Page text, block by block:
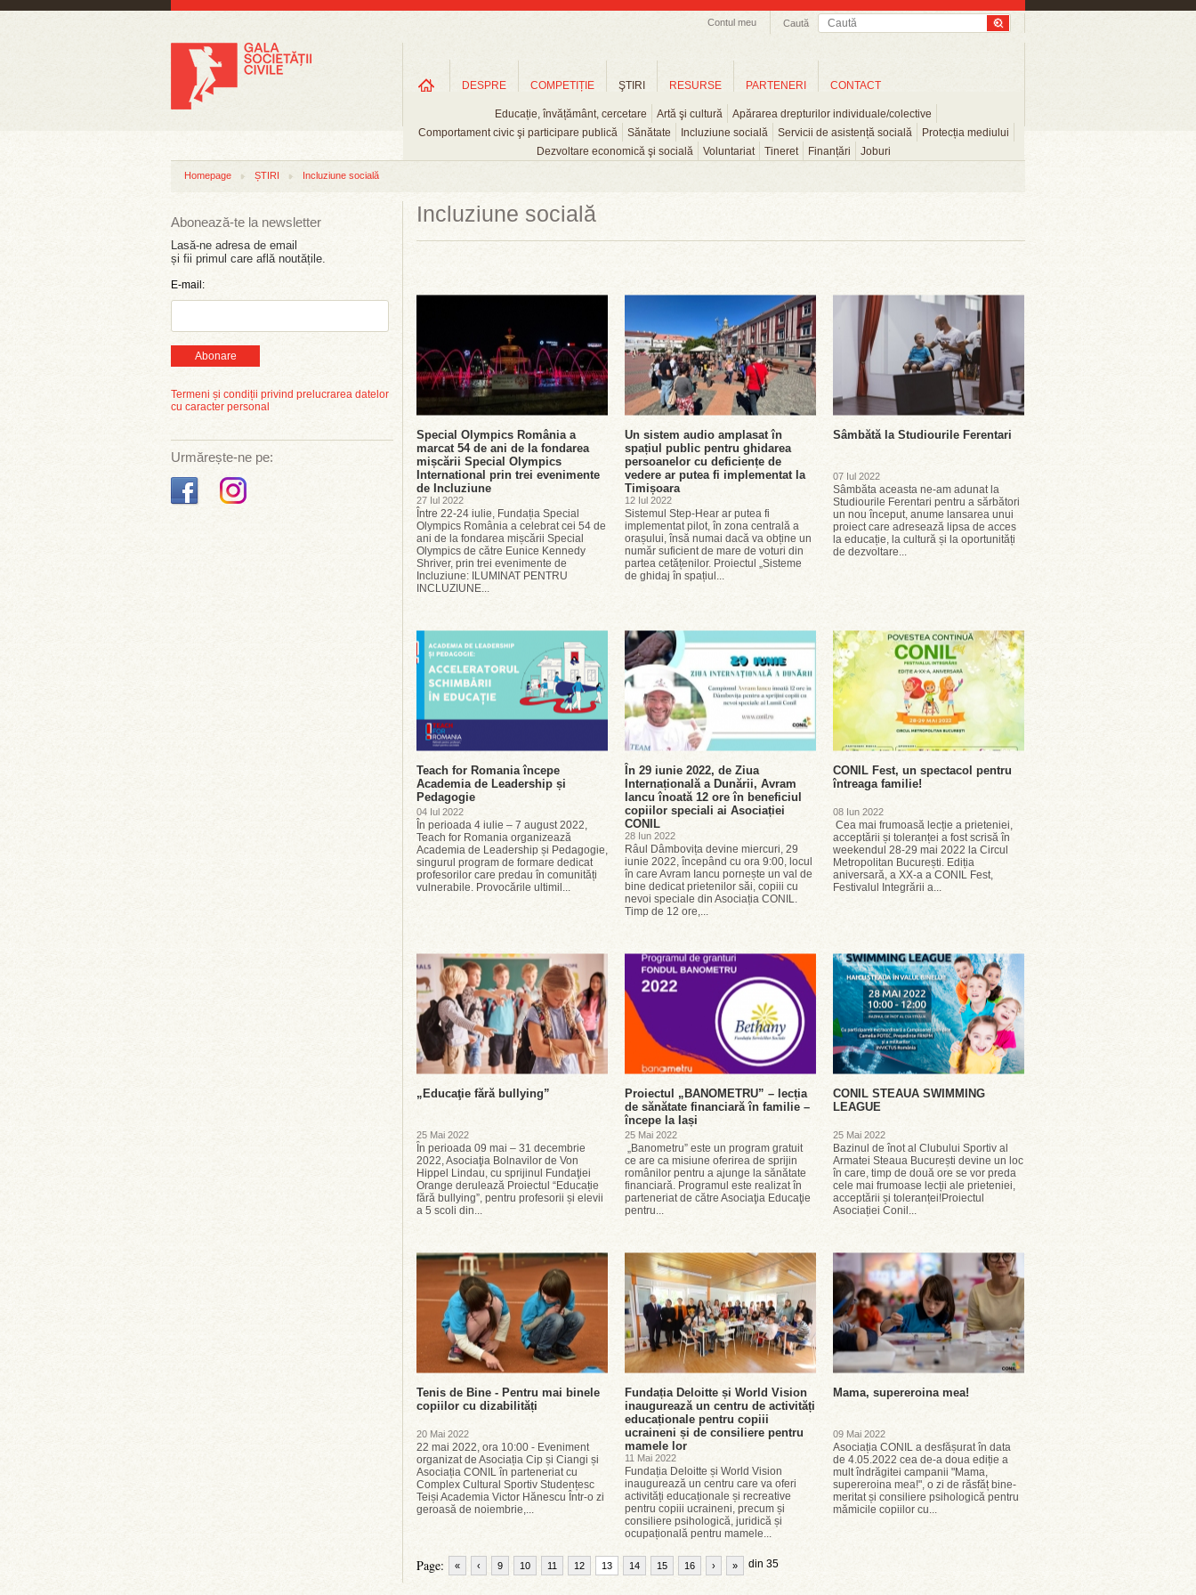
Caută
Contul meu
DESPRE COMPETIȚIE ŞTIRI
Educație, învățământ, cercetare Artă şi cultură
Apărarea drepturilor individuale/colective
Comportament civic şi participare publică
Sănătate Incluziune socială Servicii de asistență socială
Protecția mediului
Dezvoltare economică şi socială
Voluntariat Tineret Finanțări Joburi
RESURSE PARTENERI CONTACT
Homepage ȘTIRI Incluziune socială
Abonează-te la newsletter
Lasă-ne adresa de email
și fii primul care află noutățile.
E-mail:
Abonare
Termeni și condiții privind prelucrarea datelor
cu caracter personal
Urmărește-ne pe:
Incluziune socială
Special Olympics România a
marcat 54 de ani de la fondarea
mișcării Special Olympics
International prin trei evenimente
de Incluziune
27 Iul 2022
Între 22-24 iulie, Fundația Special
Olympics România a celebrat cei 54 de
ani de la fondarea mișcării Special
Olympics de către Eunice Kennedy
Shriver, prin trei evenimente de
Incluziune: ILUMINAT PENTRU
INCLUZIUNE...
Un sistem audio amplasat în
spațiul public pentru ghidarea
persoanelor cu deficiențe de
vedere ar putea fi implementat la
Timișoara
12 Iul 2022
Sistemul Step-Hear ar putea fi
implementat pilot, în zona centrală a
orașului, însă numai dacă va obține un
număr suficient de mare de voturi din
partea cetățenilor. Proiectul „Sisteme
de ghidaj în spațiul...
Sâmbătă la Studiourile Ferentari
07 Iul 2022
Sâmbăta aceasta ne-am adunat la
Studiourile Ferentari pentru a sărbători
un nou început, anume lansarea unui
proiect care adresează lipsa de acces
la educație, la cultură și la oportunități
de dezvoltare...
Teach for Romania începe
Academia de Leadership și
Pedagogie
04 Iul 2022
În perioada 4 iulie – 7 august 2022,
Teach for Romania organizează
Academia de Leadership și Pedagogie,
singurul program de formare dedicat
profesorilor care predau în comunități
vulnerabile. Provocările ultimil...
În 29 iunie 2022, de Ziua
Internațională a Dunării, Avram
Iancu înoată 12 ore în beneficiul
copiilor speciali ai Asociației
CONIL
28 Iun 2022
Râul Dâmbovița devine miercuri, 29
iunie 2022, începând cu ora 9:00, locul
în care Avram Iancu pornește un val de
bine dedicat prietenilor săi, copiii cu
nevoi speciale din Asociația CONIL.
Timp de 12 ore,...
CONIL Fest, un spectacol pentru
întreaga familie!
08 Iun 2022
Cea mai frumoasă lecție a prieteniei,
acceptării și toleranței a fost scrisă în
weekendul 28-29 mai 2022 la Circul
Metropolitan București. Ediția
aniversară, a XX-a a CONIL Fest,
Festivalul Integrării a...
„Educaţie fără bullying”
25 Mai 2022
Ȋn perioada 09 mai – 31 decembrie
2022, Asociaţia Bolnavilor de Von
Hippel Lindau, cu sprijinul Fundaţiei
Orange derulează Proiectul “Educație
fără bullying”, pentru profesorii și elevii
a 5 scoli din...
Proiectul „BANOMETRU” – lecția
de sănătate financiară în familie –
începe la Iași
25 Mai 2022
„Banometru” este un program gratuit
ce are ca misiune oferirea de sprijin
românilor pentru a ajunge la sănătate
financiară. Programul este realizat în
parteneriat de către Asociaţia Educaţie
pentru...
CONIL STEAUA SWIMMING
LEAGUE
25 Mai 2022
Bazinul de înot al Clubului Sportiv al
Armatei Steaua București devine un loc
în care, timp de două ore se vor preda
cele mai frumoase lecții ale prieteniei,
acceptării și toleranței!Proiectul
Asociației Conil...
Tenis de Bine - Pentru mai binele
copiilor cu dizabilități
20 Mai 2022
22 mai 2022, ora 10:00 - Eveniment
organizat de Asociația Cip și Ciangi și
Asociația CONIL în parteneriat cu
Complex Cultural Sportiv Studențesc
Teiși Academia Victor Hănescu Într-o zi
geroasă de noiembrie,...
Fundația Deloitte și World Vision
inaugurează un centru de activități
educaționale pentru copiii
ucraineni și de consiliere pentru
mamele lor
11 Mai 2022
Fundația Deloitte și World Vision
inaugurează un centru care va oferi
activități educaționale și recreative
pentru copiii ucraineni, precum și
consiliere psihologică, juridică și
ocupațională pentru mamele...
Mama, supereroina mea!
09 Mai 2022
Asociația CONIL a desfășurat în data
de 4.05.2022 cea de-a doua ediție a
mult îndrăgitei campanii "Mama,
supereroina mea!", o zi de răsfăț bine-
meritat și consiliere psihologică pentru
mămicile copiilor cu...
Page: « ‹ 9 10 11 12 13 14 15 16 din 35
› »